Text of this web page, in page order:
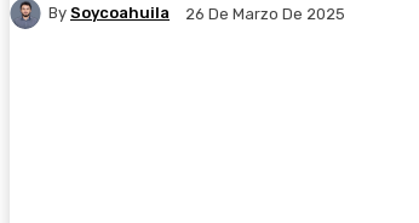
By Soycoahuila 26 De Marzo De 2025